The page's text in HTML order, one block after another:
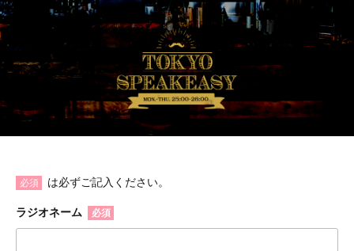
必須 は必ずご記入ください。
ラジオネーム 必須